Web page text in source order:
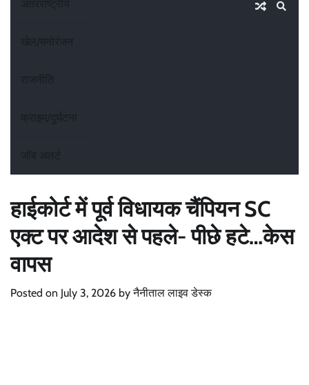
अंतरराष्ट्रीय
खेल/मनोरंजन
राजनीति
क्राइम/दुर्घटना
जॉब अलर्ट
हाईकोर्ट में पूर्व विधायक चैंपियन SC
एक्ट पर आदेश से पहले- पीछे हटे…केस
वापस
Posted on July 3, 2026 byनैनीताल लाइव डेस्क